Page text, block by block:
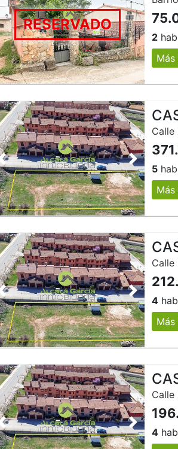
RESERVADO
2
Anterior Siguiente
Calle
5
Anterior Siguiente
Calle
4
Anterior Siguiente
Calle
4